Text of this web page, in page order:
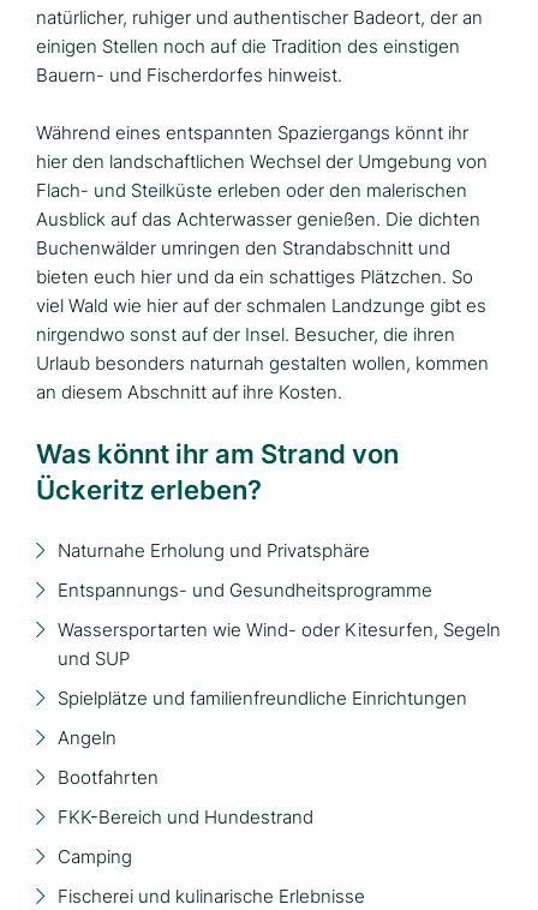
natürlicher, ruhiger und authentischer Badeort, der an
einigen Stellen noch auf die Tradition des einstigen
Bauern- und Fischerdorfes hinweist.
Während eines entspannten Spaziergangs könnt ihr
hier den landschaftlichen Wechsel der Umgebung von
Flach- und Steilküste erleben oder den malerischen
Ausblick auf das Achterwasser genießen. Die dichten
Buchenwälder umringen den Strandabschnitt und
bieten euch hier und da ein schattiges Plätzchen. So
viel Wald wie hier auf der schmalen Landzunge gibt es
nirgendwo sonst auf der Insel. Besucher, die ihren
Urlaub besonders naturnah gestalten wollen, kommen
an diesem Abschnitt auf ihre Kosten.
Was könnt ihr am Strand von
Ückeritz erleben?
Naturnahe Erholung und Privatsphäre
Entspannungs- und Gesundheitsprogramme
Wassersportarten wie Wind- oder Kitesurfen, Segeln
und SUP
Spielplätze und familienfreundliche Einrichtungen
Angeln
Bootfahrten
FKK-Bereich und Hundestrand
Camping
Fischerei und kulinarische Erlebnisse